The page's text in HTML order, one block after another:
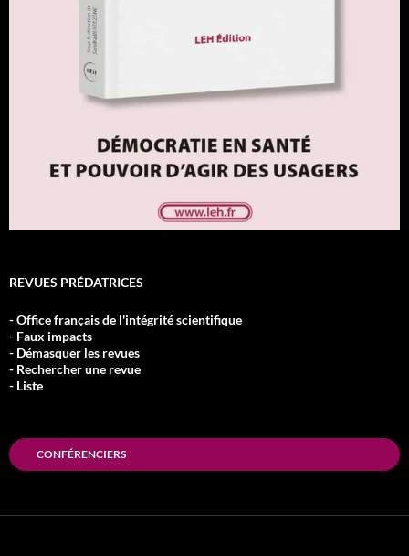
REVUES PRÉDATRICES
- Office français de l'intégrité scientifique
- Faux impacts
- Démasquer les revues
- Rechercher une revue
- Liste
CONFÉRENCIERS